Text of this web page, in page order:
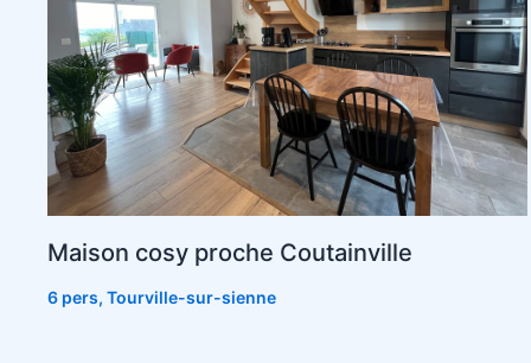
Maison cosy proche Coutainville
6 pers, Tourville-sur-sienne